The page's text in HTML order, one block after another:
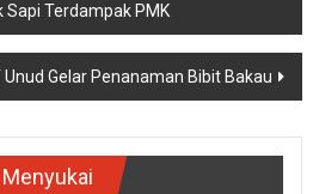
Sapi Terdampak PMK
Unud Gelar Penanaman Bibit Bakau